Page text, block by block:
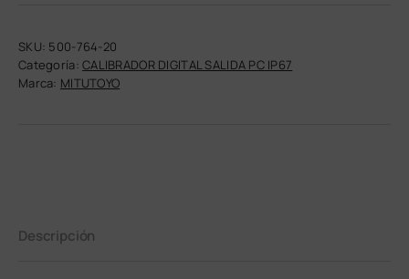
SKU: 500-764-20
Categoría:CALIBRADOR DIGITAL SALIDA PC IP67
Marca: MITUTOYO
Descripción